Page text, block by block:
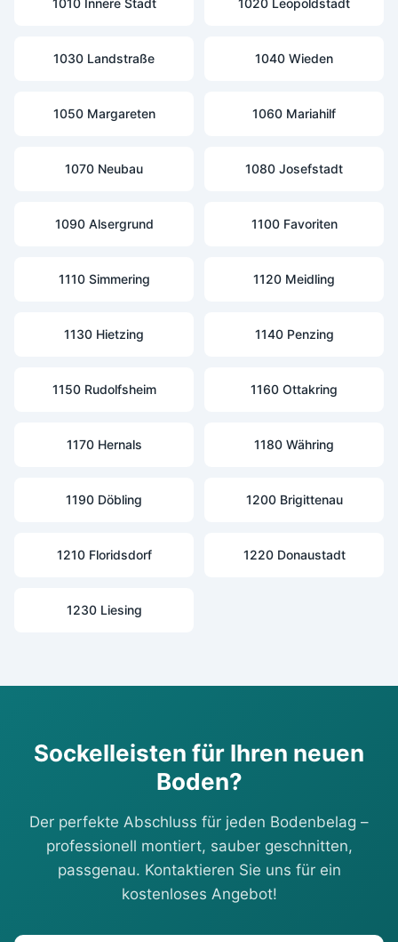
1030 Landstraße 1040 Wieden
1050 Margareten 1060 Mariahilf
1070 Neubau 1080 Josefstadt
1090 Alsergrund 1100 Favoriten
1110 Simmering 1120 Meidling
1130 Hietzing 1140 Penzing
1150 Rudolfsheim 1160 Ottakring
1170 Hernals 1180 Währing
1190 Döbling 1200 Brigittenau
1210 Floridsdorf 1220 Donaustadt
1230 Liesing
Sockelleisten für Ihren neuen
Boden?
Der perfekte Abschluss für jeden Bodenbelag –
professionell montiert, sauber geschnitten,
passgenau. Kontaktieren Sie uns für ein
kostenloses Angebot!